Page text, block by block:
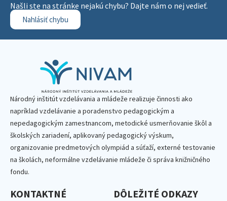
Našli ste na stránke nejakú chybu? Dajte nám o nej vedieť.
Nahlásiť chybu
Národný inštitút vzdelávania a mládeže realizuje činnosti ako
napríklad vzdelávanie a poradenstvo pedagogickým a
nepedagogickým zamestnancom, metodické usmerňovanie škôl a
školských zariadení, aplikovaný pedagogický výskum,
organizovanie predmetových olympiád a súťaží, externé testovanie
na školách, neformálne vzdelávanie mládeže či správa knižničného
fondu.
KONTAKTNÉ
DÔLEŽITÉ ODKAZY